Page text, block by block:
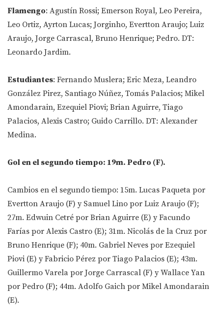
Flamengo: Agustín Rossi; Emerson Royal, Leo Pereira,
Leo Ortiz, Ayrton Lucas; Jorginho, Evertton Araujo; Luiz
Araujo, Jorge Carrascal, Bruno Henrique; Pedro. DT:
Leonardo Jardim.
Estudiantes: Fernando Muslera; Eric Meza, Leandro
González Pirez, Santiago Núñez, Tomás Palacios; Mikel
Amondarain, Ezequiel Piovi; Brian Aguirre, Tiago
Palacios, Alexis Castro; Guido Carrillo. DT: Alexander
Medina.
Gol en el segundo tiempo: 19m. Pedro (F).
Cambios en el segundo tiempo: 15m. Lucas Paqueta por
Evertton Araujo (F) y Samuel Lino por Luiz Araujo (F);
27m. Edwuin Cetré por Brian Aguirre (E) y Facundo
Farías por Alexis Castro (E); 31m. Nicolás de la Cruz por
Bruno Henrique (F); 40m. Gabriel Neves por Ezequiel
Piovi (E) y Fabricio Pérez por Tiago Palacios (E); 43m.
Guillermo Varela por Jorge Carrascal (F) y Wallace Yan
por Pedro (F); 44m. Adolfo Gaich por Mikel Amondarain
(E).